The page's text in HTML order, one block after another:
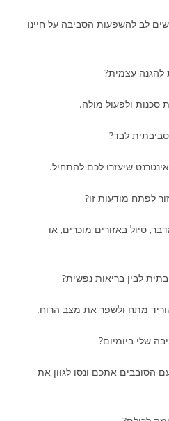
לב להשפעות הסביבה על חיינו
סכנות ולפעול מולה.
שיעזרו לכם להתחיל.
טיול באזורים מוכרים, או
מתח ולשפר את מצב הרוח.
הסובבים אתכם ונסו לגוון את